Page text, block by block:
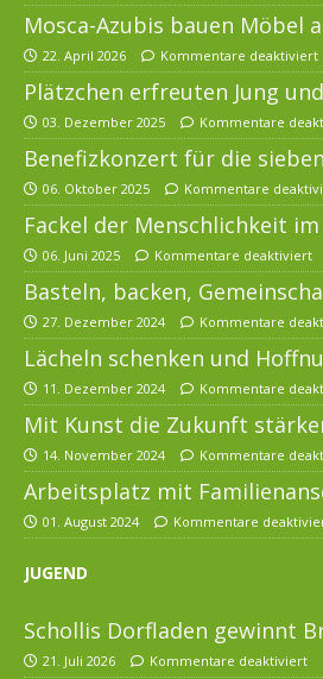
Mosca-Azubis bauen Möbel
22. April 2026 Kommentare deaktiviert
Plätzchen erfreuten Jung
03. Dezember 2025 Kommentare
Benefizkonzert für die
06. Oktober 2025 Kommentare
Fackel der Menschlichkeit
06. Juni 2025 Kommentare deaktiviert
Basteln, backen,
27. Dezember 2024 Kommentare
Lächeln schenken und
11. Dezember 2024 Kommentare
Mit Kunst die Zukunft
14. November 2024 Kommentare
Arbeitsplatz mit
01. August 2024 Kommentare
JUGEND
Schollis Dorfladen gewinnt
21. Juli 2026 Kommentare deaktiviert